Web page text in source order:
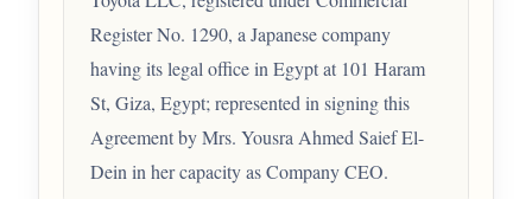
Register No. 1290, a Japanese company
having its legal office in Egypt at 101 Haram
St, Giza, Egypt; represented in signing this
Agreement by Mrs. Yousra Ahmed Saief El-
Dein in her capacity as Company CEO.